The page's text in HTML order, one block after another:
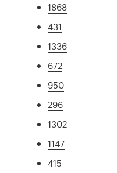
1868
431
1336
672
950
296
1302
1147
415